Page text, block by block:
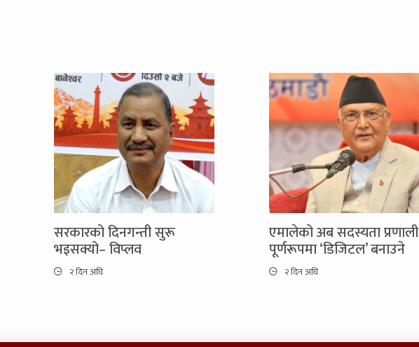
सरकारको दिनगन्ती सुरू
भइसक्यो– विप्लव
२ दिन अघि
एमालेको अब सदस्यता प्रणाली
पूर्णरूपमा ‘डिजिटल’ बनाउने
२ दिन अघि